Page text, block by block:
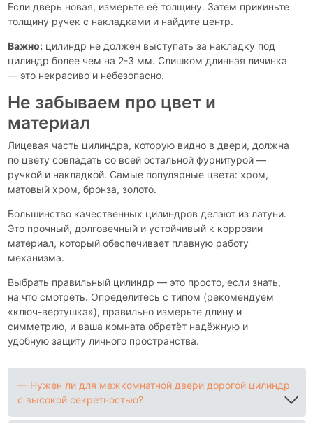
Если дверь новая, измерьте её толщину. Затем прикиньте
толщину ручек с накладками и найдите центр.
Важно:цилиндр не должен выступать за накладку под
цилиндр более чем на 2-3 мм. Слишком длинная личинка
— это некрасиво и небезопасно.
Не забываем про цвет и
материал
Лицевая часть цилиндра, которую видно в двери, должна
по цвету совпадать со всей остальной фурнитурой —
ручкой и накладкой. Самые популярные цвета: хром,
матовый хром, бронза, золото.
Большинство качественных цилиндров делают из латуни.
Это прочный, долговечный и устойчивый к коррозии
материал, который обеспечивает плавную работу
механизма.
Выбрать правильный цилиндр — это просто, если знать,
на что смотреть. Определитесь с типом (рекомендуем
«ключ-вертушка»), правильно измерьте длину и
симметрию, и ваша комната обретёт надёжную и
удобную защиту личного пространства.
— Нужен ли для межкомнатной двери дорогой цилиндр
с высокой секретностью?